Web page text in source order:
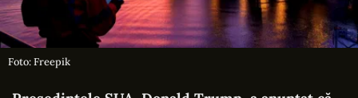
Foto: Freepik